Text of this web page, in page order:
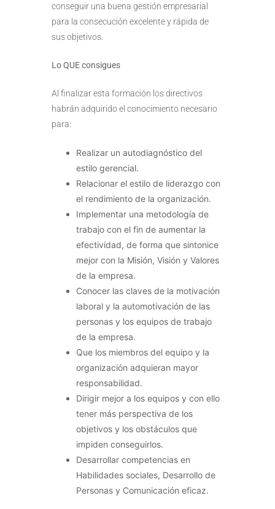
conseguir una buena gestión empresarial
para la consecución excelente y rápida de
sus objetivos.
Lo QUE consigues
Al finalizar esta formación los directivos
habrán adquirido el conocimiento necesario
para:
Realizar un autodiagnóstico del
estilo gerencial.
Relacionar el estilo de liderazgo con
el rendimiento de la organización.
Implementar una metodología de
trabajo con el fin de aumentar la
efectividad, de forma que sintonice
mejor con la Misión, Visión y Valores
de la empresa.
Conocer las claves de la motivación
laboral y la automotivación de las
personas y los equipos de trabajo
de la empresa.
Que los miembros del equipo y la
organización adquieran mayor
responsabilidad.
Dirigir mejor a los equipos y con ello
tener más perspectiva de los
objetivos y los obstáculos que
impiden conseguirlos.
Desarrollar competencias en
Habilidades sociales, Desarrollo de
Personas y Comunicación eficaz.